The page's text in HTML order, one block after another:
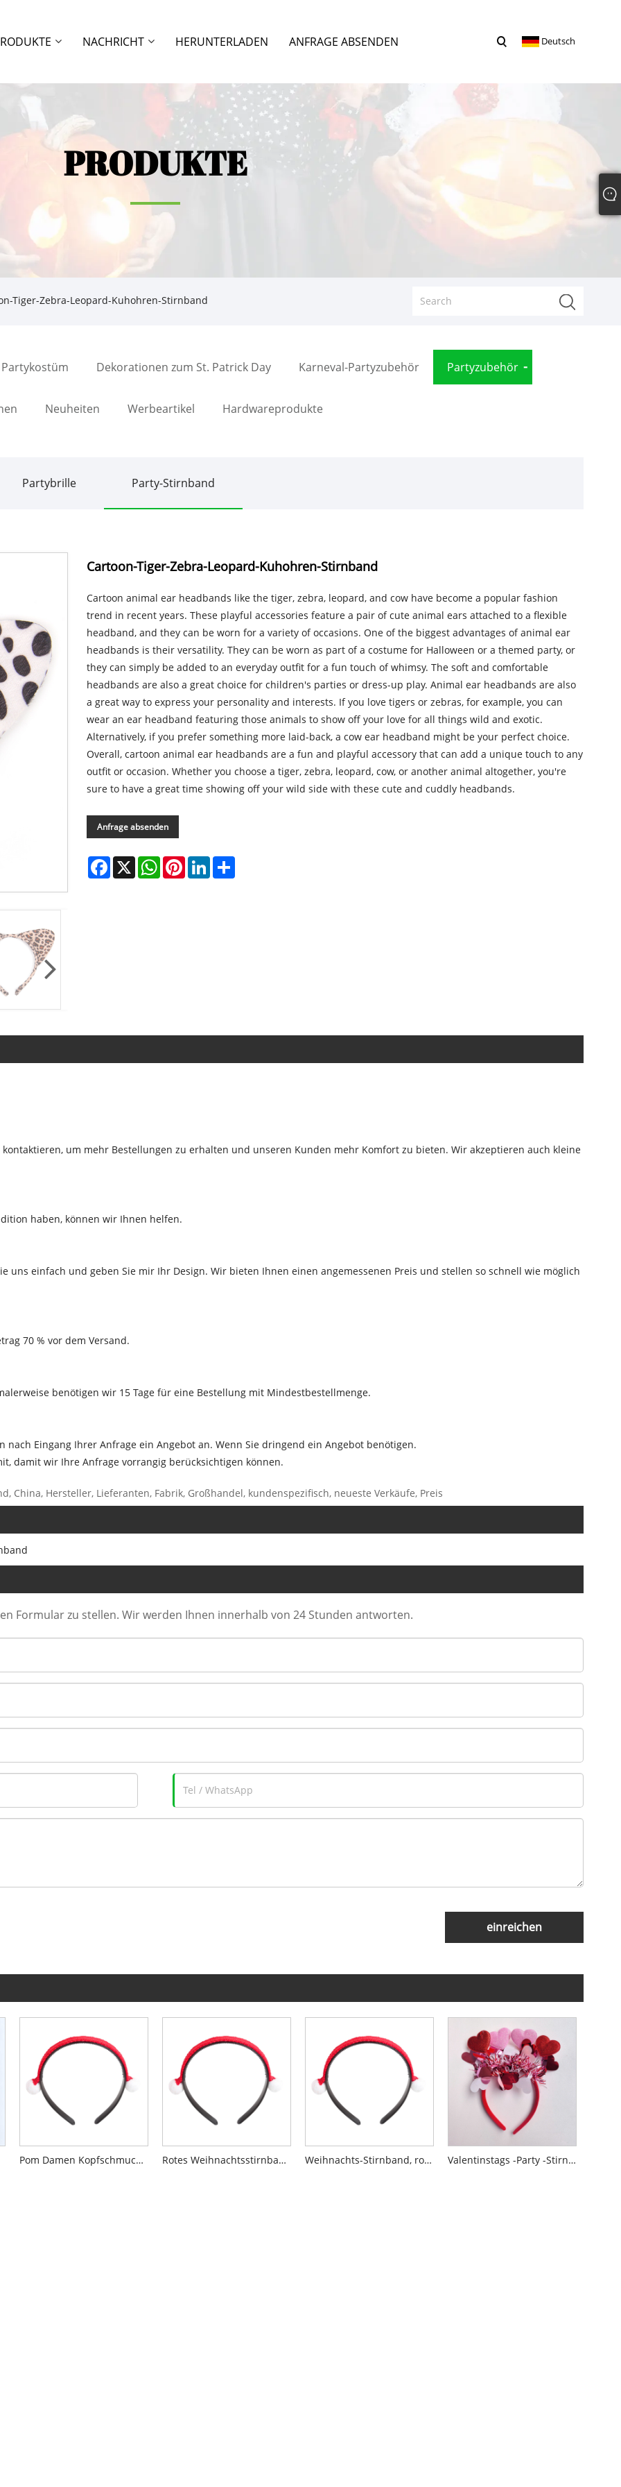
NACHRICHT HERUNTERLADEN ANFRAGE ABSENDEN Deutsch
PRODUKTE
Tiger-Zebra-Leopard-Kuhohren-Stirnband
Partykostüm Dekorationen zum St. Patrick Day Karneval-Partyzubehör Partyzubehör
Neuheiten Werbeartikel Hardwareprodukte
Partybrille Party-Stirnband
Cartoon-Tiger-Zebra-Leopard-Kuhohren-Stirnband
Cartoon animal ear headbands like the tiger, zebra, leopard, and cow have become a popular fashion
trend in recent years. These playful accessories feature a pair of cute animal ears attached to a flexible
headband, and they can be worn for a variety of occasions. One of the biggest advantages of animal ear
headbands is their versatility. They can be worn as part of a costume for Halloween or a themed party, or
they can simply be added to an everyday outfit for a fun touch of whimsy. The soft and comfortable
headbands are also a great choice for children's parties or dress-up play. Animal ear headbands are also
a great way to express your personality and interests. If you love tigers or zebras, for example, you can
wear an ear headband featuring those animals to show off your love for all things wild and exotic.
Alternatively, if you prefer something more laid-back, a cow ear headband might be your perfect choice.
Overall, cartoon animal ear headbands are a fun and playful accessory that can add a unique touch to any
outfit or occasion. Whether you choose a tiger, zebra, leopard, cow, or another animal altogether, you're
sure to have a great time showing off your wild side with these cute and cuddly headbands.
Anfrage absenden
Facebook
X WhatsApp
PinterestLinkedIn
kontaktieren, um mehr Bestellungen zu erhalten und unseren Kunden mehr Komfort zu bieten. Wir akzeptieren auch kleine
haben, können wir Ihnen helfen.
uns einfach und geben Sie mir Ihr Design. Wir bieten Ihnen einen angemessenen Preis und stellen so schnell wie möglich
70 % vor dem Versand.
benötigen wir 15 Tage für eine Bestellung mit Mindestbestellmenge.
Eingang Ihrer Anfrage ein Angebot an. Wenn Sie dringend ein Angebot benötigen.
damit wir Ihre Anfrage vorrangig berücksichtigen können.
China, Hersteller, Lieferanten, Fabrik, Großhandel, kundenspezifisch, neueste Verkäufe, Preis
Formular zu stellen. Wir werden Ihnen innerhalb von 24 Stunden antworten.
einreichen
Pom Damen Kopfschmuck Weihnachtsstirnband für Party Rotes Weihnachtsstirnband Weihnachts-Stirnband, roter Garn-Pom-Pom-Damen-Kopfschmuck Valentinstags -Party -Stirnbänder